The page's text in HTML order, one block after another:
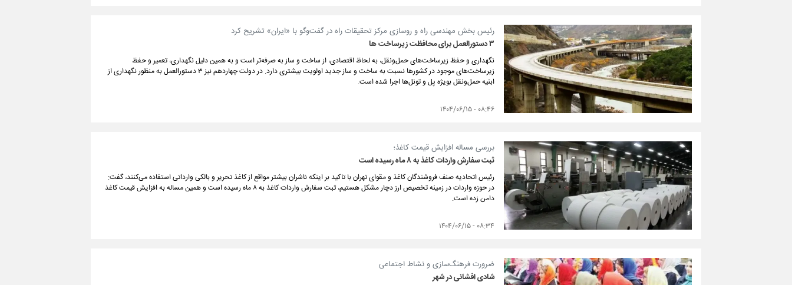
رئیس بخش مهندسی راه و روسازی مرکز تحقیقات راه در گفت‌و‌گو با «ایران» تشریح کرد
۳ دستورالعمل برای محافظت زیرساخت ها
نگهداری و حفظ زیرساخت‌های حمل‌و‌نقل، به لحاظ اقتصادی، از ساخت و ساز به صرفه‌تر است و به همین دلیل نگهداری، تعمیر و حفظ
زیرساخت‌های موجود در کشورها نسبت به ساخت و ساز جدید اولویت بیشتری دارد. در دولت چهاردهم نیز ۳ دستورالعمل به منظور نگهداری از
ابنیه حمل‌و‌نقل بویژه پل و تونل‌ها اجرا شده است.
۰۸:۴۶ - ۱۴۰۴/۰۶/۱۵
بررسی مساله افزایش قیمت کاغذ؛
ثبت سفارش واردات کاغذ به ۸ ماه رسیده است
رئیس اتحادیه صنف فروشندگان کاغذ و مقوای تهران با تاکید بر اینکه ناشران بیشتر مواقع از کاغذ تحریر و بالکی وارداتی استفاده می‌کنند، گفت:
در حوزه واردات در زمینه تخصیص ارز دچار مشکل هستیم، ثبت سفارش واردات کاغذ به ۸ ماه رسیده است و همین مساله به افزایش قیمت کاغذ
دامن زده است.
۰۸:۳۴ - ۱۴۰۴/۰۶/۱۵
ضرورت فرهنگ‌سازی و نشاط اجتماعی
شادی افشانی در شهر